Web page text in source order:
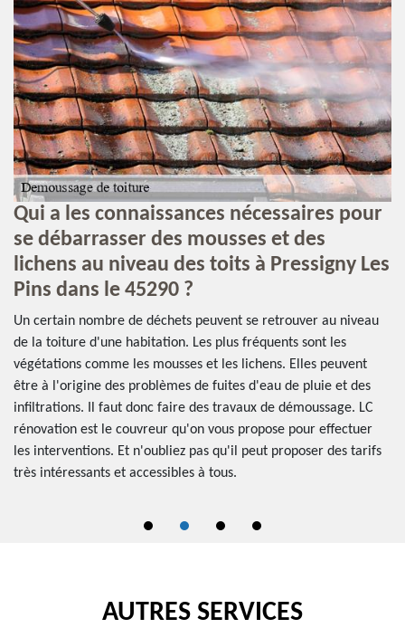
Qui a les connaissances nécessaires pour
se débarrasser des mousses et des
lichens au niveau des toits à Pressigny Les
Pins dans le 45290 ?
Un certain nombre de déchets peuvent se retrouver au niveau
de la toiture d'une habitation. Les plus fréquents sont les
végétations comme les mousses et les lichens. Elles peuvent
être à l'origine des problèmes de fuites d'eau de pluie et des
infiltrations. Il faut donc faire des travaux de démoussage. LC
rénovation est le couvreur qu'on vous propose pour effectuer
les interventions. Et n'oubliez pas qu'il peut proposer des tarifs
très intéressants et accessibles à tous.
AUTRES SERVICES